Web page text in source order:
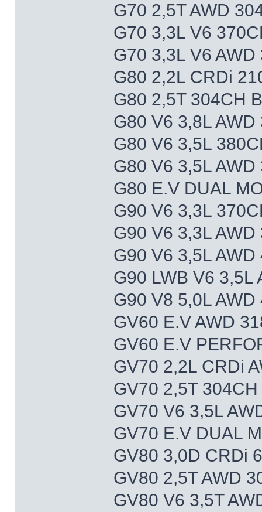
G70 2,5T AWD
G70 3,3L V6
G70 3,3L V6
G80 2,2L CRDi
G80 2,5T 304CH
G80 V6 3,8L
G80 V6 3,5L
G80 V6 3,5L
G80 E.V DUAL
G90 V6 3,3L
G90 V6 3,3L
G90 V6 3,5L
G90 LWB V6 3,5L
G90 V8 5,0L
GV60 E.V AWD
GV60 E.V
GV70 2,2L CRDi
GV70 2,5T
GV70 V6 3,5L
GV70 E.V DUAL
GV80 3,0D CRDi
GV80 2,5T AWD
GV80 V6 3,5T